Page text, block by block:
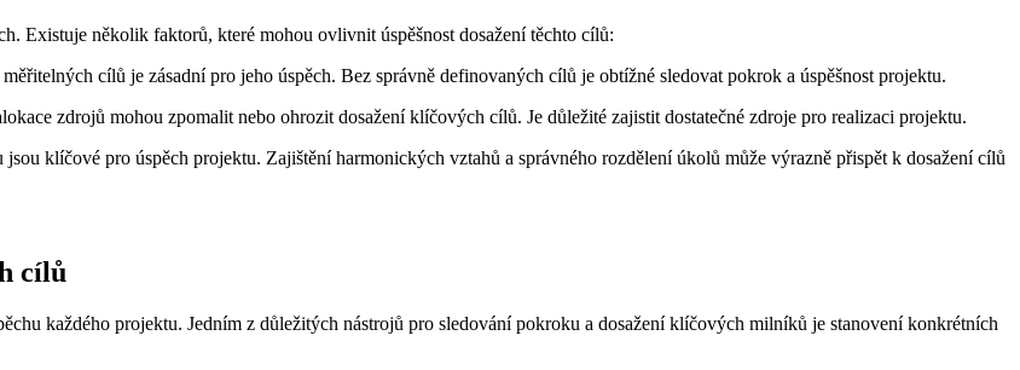
Existuje několik faktorů, které mohou ovlivnit úspěšnost dosažení těchto cílů:
cílů je zásadní pro jeho úspěch. Bez správně definovaných cílů je obtížné sledovat pokrok a úspěšnost projektu.
zdrojů mohou zpomalit nebo ohrozit dosažení klíčových cílů. Je důležité zajistit dostatečné zdroje pro realizaci projektu.
klíčové pro úspěch projektu. Zajištění harmonických vztahů a správného rozdělení úkolů může výrazně přispět k dosažení cílů
cílů
každého projektu. Jedním z důležitých nástrojů pro sledování pokroku a dosažení klíčových milníků je stanovení konkrétních